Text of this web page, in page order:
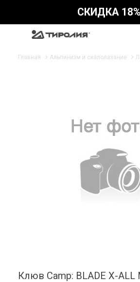
СКИДКА 18%
Главная Альпинизм и скалолазание
Клюв Camp: BLADE X-ALL